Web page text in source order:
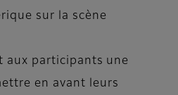
sur la scène
aux participants une
en avant leurs